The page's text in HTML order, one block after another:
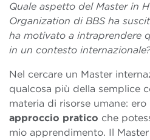
Quale aspetto del Master in
Organization di BBS ha
ha motivato a intraprendere
in un contesto
Nel cercare un Master
qualcosa più della semplice
materia di risorse umane:
approccio pratico che
mio apprendimento. Il